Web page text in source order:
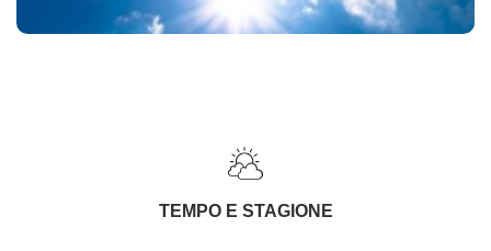
TEMPO E STAGIONE